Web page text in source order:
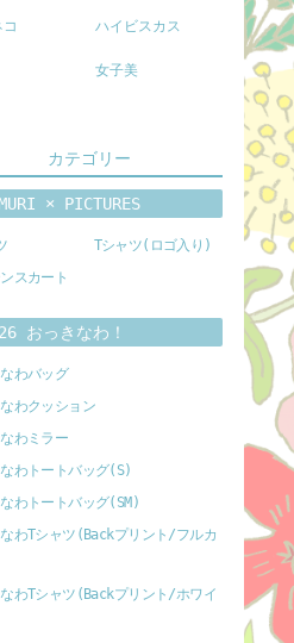
ハイビスカス
女子美
カテゴリー
× PICTURES
Tシャツ(ロゴ入り)
スカート
おっきなわ！
わバッグ
わクッション
わミラー
わトートバッグ(S)
わトートバッグ(SM)
わTシャツ(Backプリント/フルカ
わTシャツ(Backプリント/ホワイ